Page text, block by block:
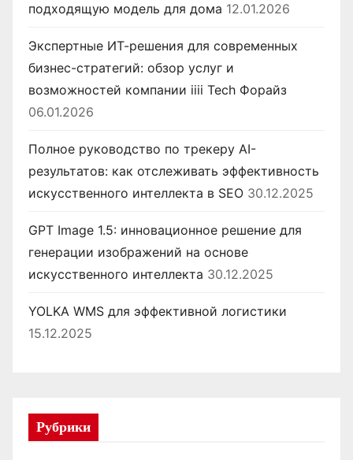
подходящую модель для дома 12.01.2026
Экспертные ИТ-решения для современных
бизнес-стратегий: обзор услуг и
возможностей компании iiii Tech Форайз
06.01.2026
Полное руководство по трекеру AI-
результатов: как отслеживать эффективность
искусственного интеллекта в SEO 30.12.2025
GPT Image 1.5: инновационное решение для
генерации изображений на основе
искусственного интеллекта 30.12.2025
YOLKA WMS для эффективной логистики
15.12.2025
Рубрики